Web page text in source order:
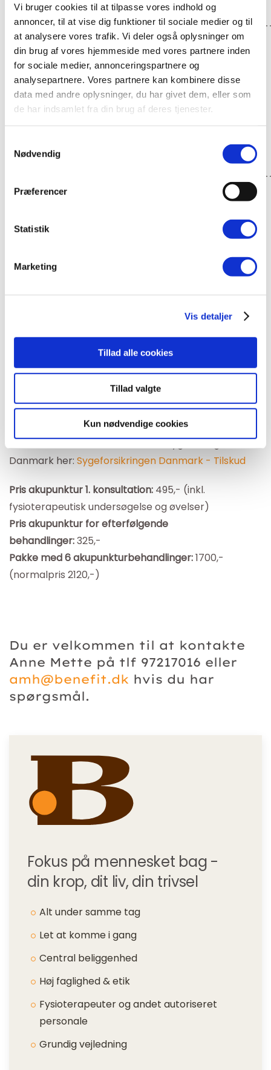
Vi bruger cookies til at tilpasse vores indhold og
annoncer, til at vise dig funktioner til sociale medier og til
at analysere vores trafik. Vi deler også oplysninger om
din brug af vores hjemmeside med vores partnere inden
for sociale medier, annonceringspartnere og
analysepartnere. Vores partnere kan kombinere disse
data med andre oplysninger, du har givet dem, eller som
de har indsamlet fra din brug af deres tjenester.
Nødvendig
Præferencer
Statistik
Marketing
Vis detaljer
Tillad alle cookies
Tillad valgte
Kun nødvendige cookies
Når små mirakler sker ved akupunktur.
Læs Gunnars beretning om slidgigt i hans skulder -
og hvordan behandling med akupunktur har
afhjulpet problemet.
Britta blev smertefri efter behandling med
Læs hendes historie
Hvad koster akupunktur?
Mange forsikringsselskaber dækker akupunktur ved
mange andre sundhedsforsikringer. Du kan også få
tilskud til akupunktur fra Sygeforsikringen Danmark.
Du kan læse mere om tilskud fra Sygesikringen
Danmark her: Sygeforsikringen Danmark - Tilskud
Pris akupunktur 1. konsultation: 495,- (inkl.
fysioterapeutisk undersøgelse og øvelser)
Pris akupunktur for efterfølgende
behandlinger:325,-
Pakke med 6 akupunkturbehandlinger:1700,-
(normalpris 2120,-)
Du er velkommen til at kontakte
Anne Mette på tlf 97217016 eller
amh@benefit.dk hvis du har
spørgsmål.
Fokus på mennesket bag -
din krop, dit liv, din trivsel
Alt under samme tag
Let at komme i gang
Central beliggenhed
Høj faglighed & etik
Fysioterapeuter og andet autoriseret
personale
Grundig vejledning